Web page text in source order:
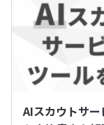
AIスカウトサ